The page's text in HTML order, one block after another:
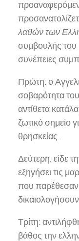
λαθών των
συμβουλής του
συνέπειες
Πρώτη: ο
σοβαρότητα
αντίθετα
ζωτικό σημείο
θρησκείας.
Δεύτερη: είδε
εξηγήσει τις
που παρέθεσαν
Τρίτη:
βάθος την